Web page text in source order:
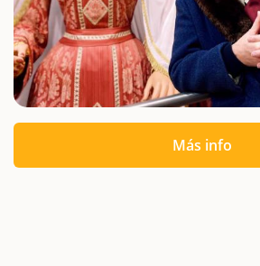
Más info